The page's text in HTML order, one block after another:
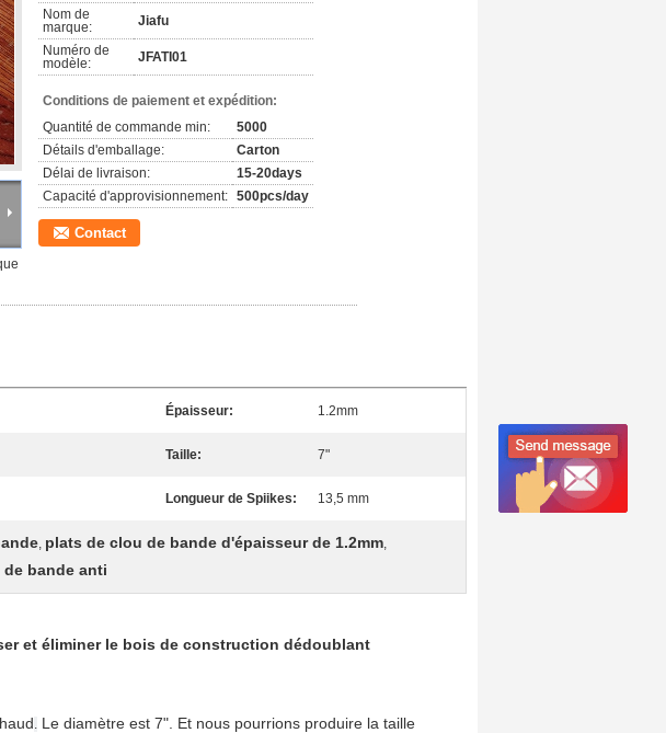
Nom de
marque:
Jiafu
Numéro de
modèle:
JFATI01
Conditions de paiement et expédition:
Quantité de commande min:
5000
Détails d'emballage:
Carton
Délai de livraison:
15-20days
Capacité d'approvisionnement: 500pcs/day
Contact
Épaisseur: 1.2mm
Taille: 7"
Longueur de Spiikes: 13,5 mm
, plats de clou de bande d'épaisseur de 1.2mm,
bande anti
et éliminer le bois de construction dédoublant
. Le diamètre est 7". Et nous pourrions produire la taille